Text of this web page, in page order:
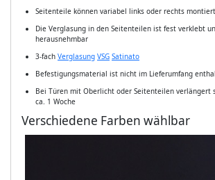
Seitenteile können variabel links oder rechts
Die Verglasung in den Seitenteilen ist fest verklebt
herausnehmbar
3-fach Verglasung VSG Satinato
Befestigungsmaterial ist nicht im Lieferumfang
Bei Türen mit Oberlicht oder Seitenteilen verlängert
ca. 1 Woche
Verschiedene Farben wählbar